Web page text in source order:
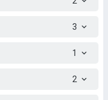
3
1
2